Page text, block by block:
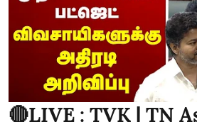
🔴LIVE : TVK | TN